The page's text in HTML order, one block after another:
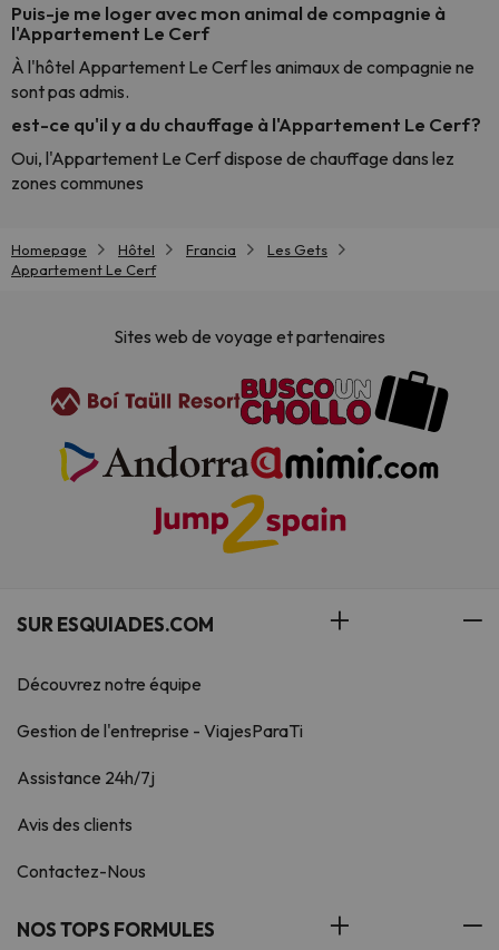
Puis-je me loger avec mon animal de compagnie à
l'Appartement Le Cerf
À l'hôtel Appartement Le Cerf les animaux de compagnie ne
sont pas admis.
est-ce qu'il y a du chauffage à l'Appartement Le Cerf?
Oui, l'Appartement Le Cerf dispose de chauffage dans lez
zones communes
Homepage Hôtel Francia
Les Gets
Appartement Le Cerf
Sites web de voyage et partenaires
SUR ESQUIADES.COM
Découvrez notre équipe
Gestion de l'entreprise - ViajesParaTi
Assistance 24h/7j
Avis des clients
Contactez-Nous
NOS TOPS FORMULES